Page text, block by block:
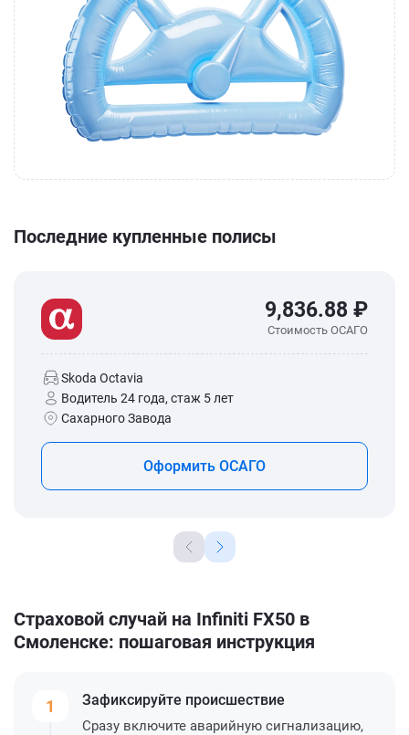
Последние купленные полисы
9,836.88 ₽
Стоимость ОСАГО
Skoda Octavia
Водитель 24 года, стаж 5 лет
Сахарного Завода
Оформить ОСАГО
Страховой случай на Infiniti FX50 в
Смоленске: пошаговая инструкция
1 Зафиксируйте происшествие
Сразу включите аварийную сигнализацию,